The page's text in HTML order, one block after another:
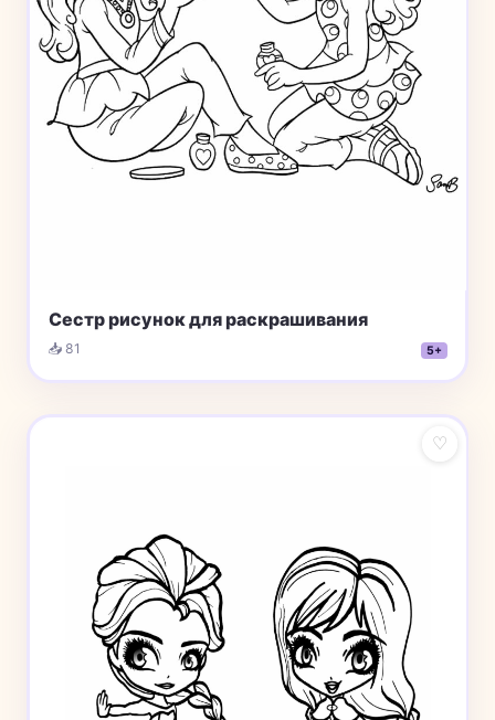
Сестр рисунок для раскрашивания
📥 81 5+
♡